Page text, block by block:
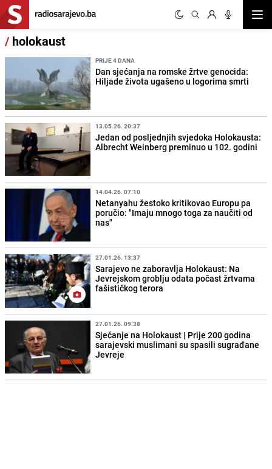
/ holokaust
PRIJE 4 DANA
Dan sjećanja na romske žrtve genocida:
Hiljade života ugašeno u logorima smrti
13.05.26. 20:37
Jedan od posljednjih svjedoka Holokausta:
Albrecht Weinberg preminuo u 102. godini
14.04.26. 07:10
Netanyahu žestoko kritikovao Europu pa
poručio: "Imaju mnogo toga za naučiti od
nas"
27.01.26. 13:37
Sarajevo ne zaboravlja Holokaust: Na
Jevrejskom groblju odata počast žrtvama
fašističkog terora
27.01.26. 09:38
Sjećanje na Holokaust | Prije 200 godina
sarajevski muslimani su spasili sugrađane
Jevreje